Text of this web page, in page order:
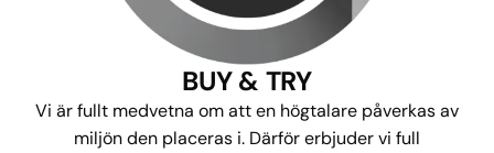
BUY & TRY
Vi är fullt medvetna om att en högtalare påverkas av
miljön den placeras i. Därför erbjuder vi full